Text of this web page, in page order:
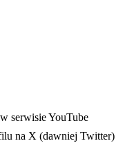
serwisie YouTube
na X (dawniej Twitter)